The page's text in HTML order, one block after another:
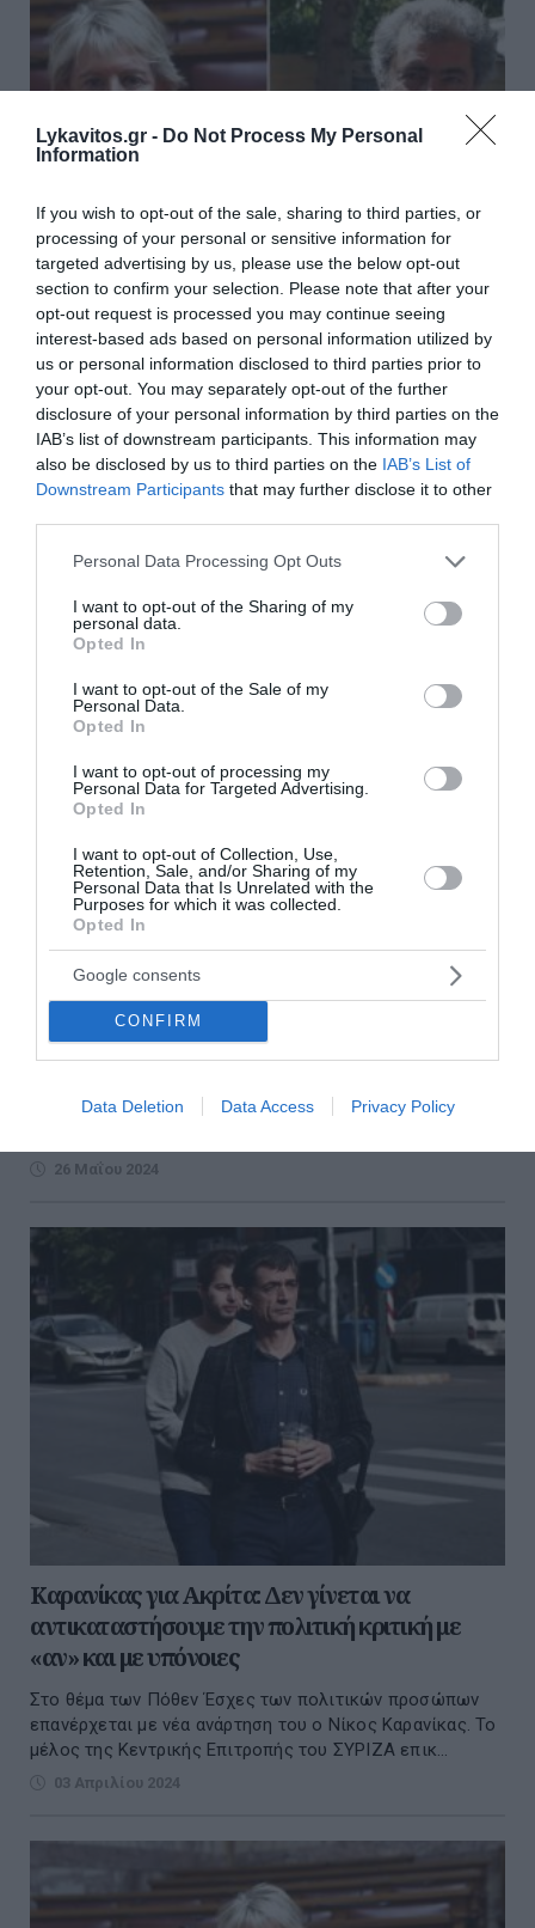
Lykavitos.gr - Do Not Process My Personal
Information
If you wish to opt-out of the sale, sharing to third parties, or
processing of your personal or sensitive information for
targeted advertising by us, please use the below opt-out
section to confirm your selection. Please note that after your
opt-out request is processed you may continue seeing
interest-based ads based on personal information utilized by
us or personal information disclosed to third parties prior to
your opt-out. You may separately opt-out of the further
disclosure of your personal information by third parties on the
IAB’s list of downstream participants. This information may
also be disclosed by us to third parties on the IAB’s List of
Downstream Participants that may further disclose it to other
Please note that this website/app uses one or more Google
not limited to your visit or usage behaviour. You may click to
grant or deny consent to Google and its third-party tags to
use your data for below specified purposes in below Google
consent section.
Personal Data Processing Opt Outs
I want to opt-out of the Sharing of my
personal data.
Opted In
I want to opt-out of the Sale of my
Personal Data.
Opted In
I want to opt-out of processing my
Personal Data for Targeted Advertising.
Opted In
I want to opt-out of Collection, Use,
Retention, Sale, and/or Sharing of my
Personal Data that Is Unrelated with the
Purposes for which it was collected.
Opted In
Google consents
CONFIRM
Data Deletion Data Access Privacy Policy
Ακρίτα σε Πολάκη για την τεκνοθεσία: «Ούτε
καλημέρα - Έλενα Ακρίτα, Μητέρα του
Παύλου»
Η βουλευτής Επικρατείας του ΣΥΡΙΖΑ έδειξε την
ενόχλησή της στην αντίθεση που εξέφρασε ο Πολάκης
για την τεκνοθεσία «και για τα ετερόφυλα και όχι μόνο ...
08 Σεπτεμβρίου 2024
Μαρέβα Γκραμπόφσκι-Μητσοτάκη: Έχω
κάνει μήνυση στην κυρία Ακρίτα, θα της
συνιστούσα ψυχραιμία
Η σύζυγος του πρωθυπουργού απάντησε σε ανάρτηση
υποστήριζε ότι "δεν έχω πάρει ούτε μήνυση, ούτε
26 Μαΐου 2024
Καρανίκας για Ακρίτα: Δεν γίνεται να
αντικαταστήσουμε την πολιτική κριτική με
«αν» και με υπόνοιες
Στο θέμα των Πόθεν Έσχες των πολιτικών προσώπων
επανέρχεται με νέα ανάρτηση του ο Νίκος Καρανίκας. Το
μέλος της Κεντρικής Επιτροπής του ΣΥΡΙΖΑ επικ...
03 Απριλίου 2024